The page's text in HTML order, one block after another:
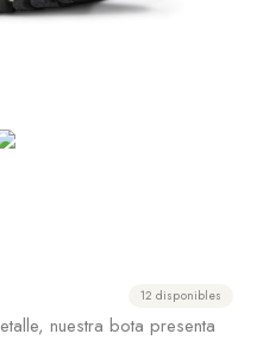
12 disponibles
nuestra bota presenta